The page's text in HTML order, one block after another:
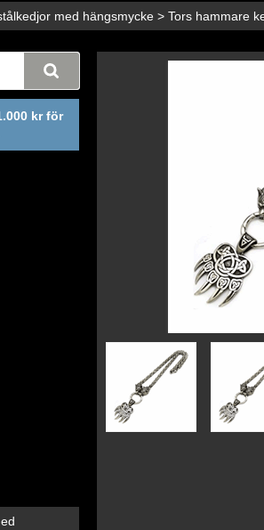
med hängsmycke > Tors hammare
kr för